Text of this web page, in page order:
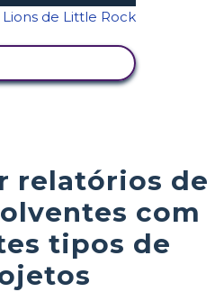
relatórios de
com
tipos de